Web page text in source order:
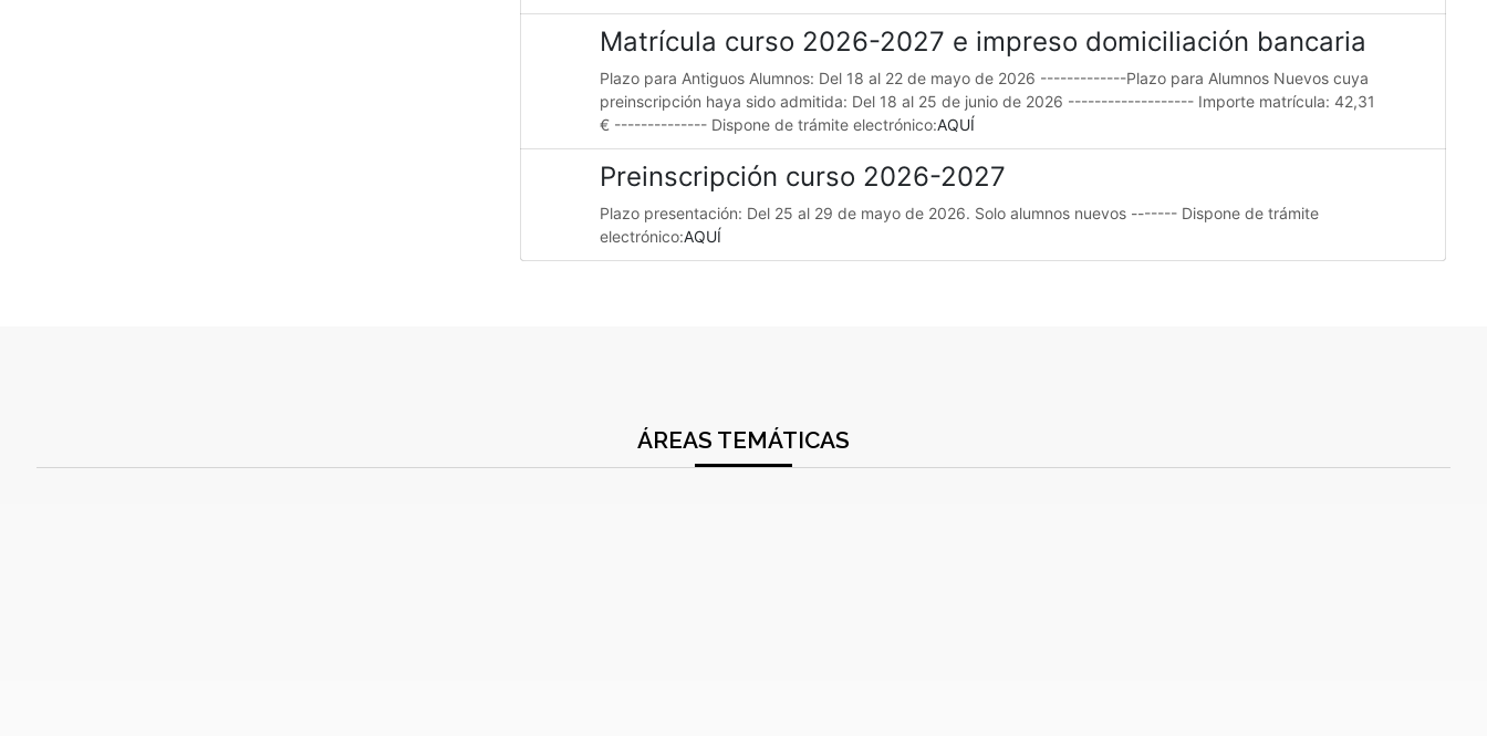
Matrícula curso 2026-2027 e impreso domiciliación bancaria
Plazo para Antiguos Alumnos: Del 18 al 22 de mayo de 2026 -------------Plazo para Alumnos Nuevos cuya
preinscripción haya sido admitida: Del 18 al 25 de junio de 2026 ------------------- Importe matrícula: 42,31
€ -------------- Dispone de trámite electrónico:AQUÍ
Preinscripción curso 2026-2027
Plazo presentación: Del 25 al 29 de mayo de 2026. Solo alumnos nuevos ------- Dispone de trámite
electrónico:AQUÍ
ÁREAS TEMÁTICAS